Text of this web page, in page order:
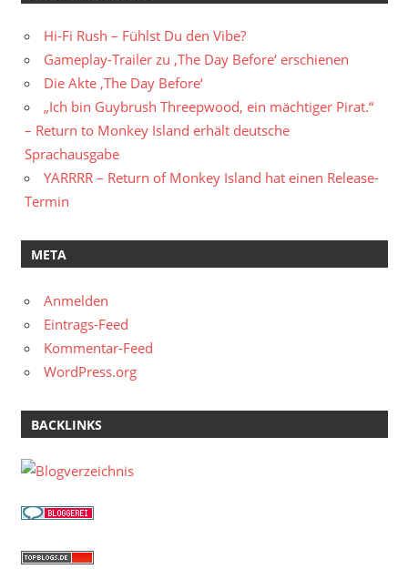
Hi-Fi Rush – Fühlst Du den Vibe?
Gameplay-Trailer zu ‚The Day Before‘ erschienen
Die Akte ‚The Day Before‘
„Ich bin Guybrush Threepwood, ein mächtiger Pirat.“
– Return to Monkey Island erhält deutsche
Sprachausgabe
YARRRR – Return of Monkey Island hat einen Release-
Termin
META
Anmelden
Eintrags-Feed
Kommentar-Feed
WordPress.org
BACKLINKS